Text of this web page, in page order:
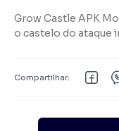
Grow Castle APK
o castelo do ataque
poderoso quanto